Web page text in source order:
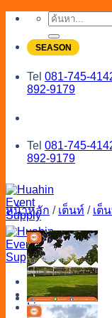
Skip
content
ค้นหา:
SEASON
Tel 081-745-
892-9179
Tel 081-745-
892-9179
Menu
Catalog
Line
หน้าหลัก / เต็นท์ / เต็